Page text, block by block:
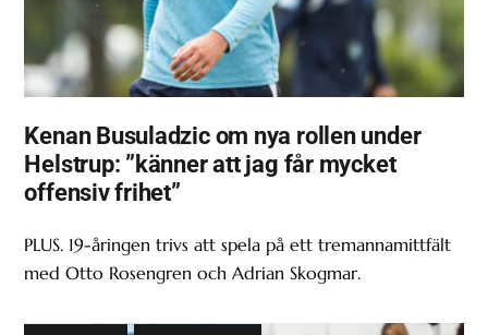
Kenan Busuladzic om nya rollen under
Helstrup: ”känner att jag får mycket
offensiv frihet”
PLUS. 19-åringen trivs att spela på ett tremannamittfält
med Otto Rosengren och Adrian Skogmar.